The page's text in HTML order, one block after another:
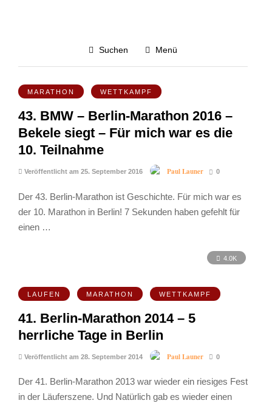
Suchen Menü
MARATHON WETTKAMPF
43. BMW – Berlin-Marathon 2016 –
Bekele siegt – Für mich war es die
10. Teilnahme
Veröffentlicht am 25. September 2016 Paul Launer 0
Der 43. Berlin-Marathon ist Geschichte. Für mich war es
der 10. Marathon in Berlin! 7 Sekunden haben gefehlt für
einen …
4.0K
LAUFEN MARATHON WETTKAMPF
41. Berlin-Marathon 2014 – 5
herrliche Tage in Berlin
Veröffentlicht am 28. September 2014 Paul Launer 0
Der 41. Berlin-Marathon 2013 war wieder ein riesiges Fest
in der Läuferszene. Und Natürlich gab es wieder einen